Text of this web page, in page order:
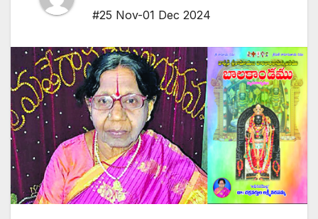
#25 Nov-01 Dec 2024